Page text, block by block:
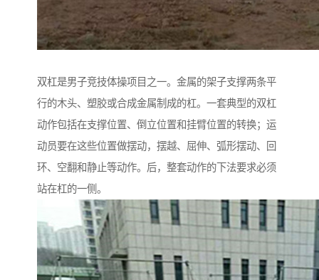
双杠是男子竞技体操项目之一。金属的架子支撑两条平
行的木头、塑胶或合成金属制成的杠。一套典型的双杠
动作包括在支撑位置、倒立位置和挂臂位置的转换；运
动员要在这些位置做摆动，摆越、屈伸、弧形摆动、回
环、空翻和静止等动作。后，整套动作的下法要求必须
站在杠的一侧。